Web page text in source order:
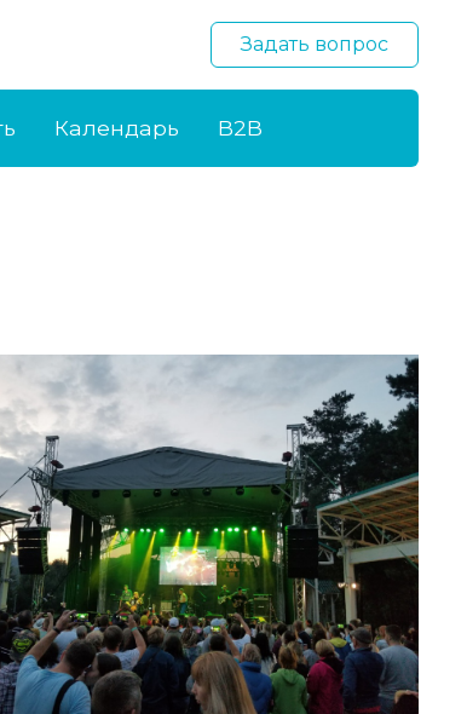
Задать вопрос
Календарь B2B